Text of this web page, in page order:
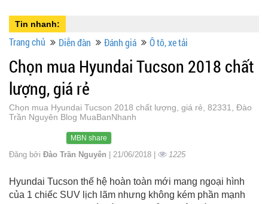
Tin nhanh:
Trang chủ Diễn đàn Đánh giá Ô tô, xe tải
Chọn mua Hyundai Tucson 2018 chất
lượng, giá rẻ
Chọn mua Hyundai Tucson 2018 chất lượng, giá rẻ, 82331, Đào
Trần Nguyên Blog MuaBanNhanh
MBN share
Đăng bởi Đào Trần Nguyên | 21/06/2018 | 1225
Hyundai Tucson thế hệ hoàn toàn mới mang ngoại hình
của 1 chiếc SUV lịch lãm nhưng không kém phần mạnh